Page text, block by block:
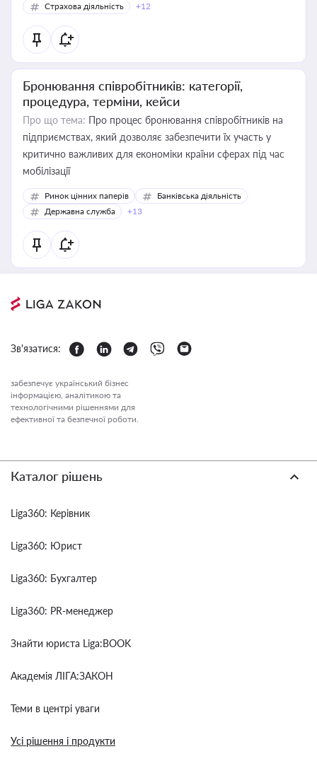
Страхова діяльність
+12
Бронювання співробітників: категорії,
процедура, терміни, кейси
Про що тема: Про процес бронювання співробітників на
підприємствах, який дозволяє забезпечити їх участь у
критично важливих для економіки країни сферах під час
мобілізації
Ринок цінних паперів
Банківська діяльність
Державна служба
+13
Зв'язатися:
забезпечує український бізнес
інформацією, аналітикою та
технологічними рішеннями для
ефективної та безпечної роботи.
Каталог рішень
Liga360: Керівник
Liga360: Юрист
Liga360: Бухгалтер
Liga360: PR-менеджер
Знайти юриста Liga:BOOK
Академія ЛІГА:ЗАКОН
Теми в центрі уваги
Усі рішення і продукти